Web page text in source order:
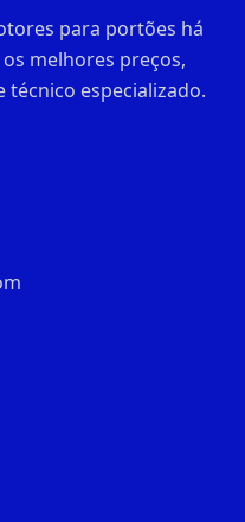
para portões há
melhores preços,
especializado.